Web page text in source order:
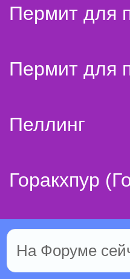
Пермит для
Пермит для
Пеллинг
Горакхпур
На Форуме